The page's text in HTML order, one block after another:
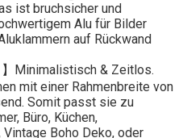
ist bruchsicher und
Alu für Bilder
auf Rückwand
】Minimalistisch & Zeitlos.
mit einer Rahmenbreite von
Somit passt sie zu
Büro, Küchen,
Vintage Boho Deko, oder